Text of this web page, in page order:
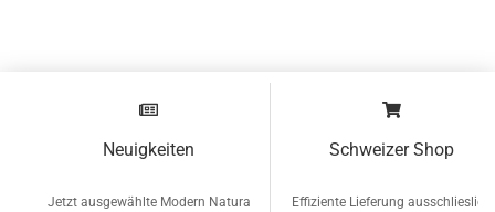
Neuigkeiten
Jetzt ausgewählte Modern Natura
Schweizer Shop
Effiziente Lieferung ausschlieslich